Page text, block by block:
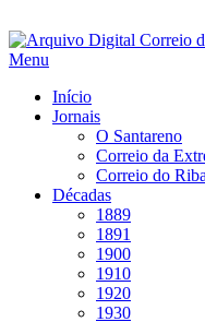
Saltar
para
Menu
Início
Jornais
O Santareno
Correio da
Correio do
Décadas
1889
1891
1900
1910
1920
1930